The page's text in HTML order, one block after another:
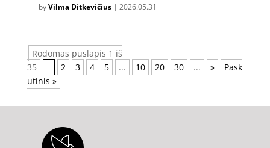
byVilma Ditkevičius| 2026.05.31
Rodomas puslapis 1 iš
35
2 3 4 5 ... 10 20 30 ... »
Pask
utinis »